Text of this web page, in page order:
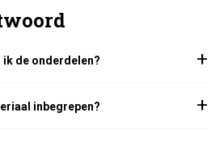
ik de onderdelen?
inbegrepen?